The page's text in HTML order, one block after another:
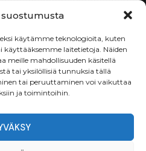
käytämme teknologioita, kuten
käyttääksemme laitetietoja. Näiden
meille mahdollisuuden käsitellä
tai yksilöllisiä tunnuksia tällä
tai peruuttaminen voi vaikuttaa
ja toimintoihin.
siihen
yksi (1) viikko tilauspäivästä.